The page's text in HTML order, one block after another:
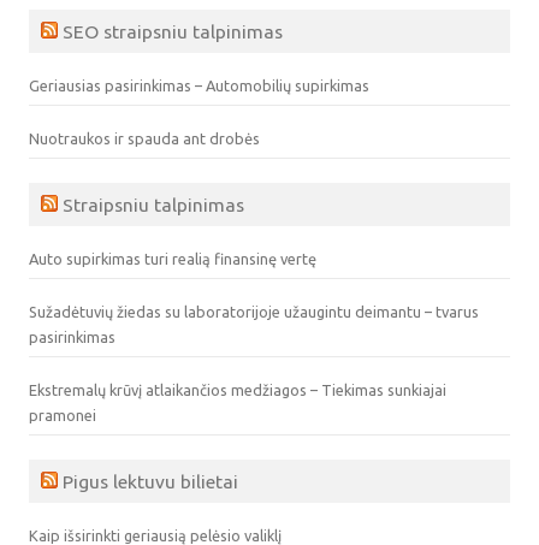
SEO straipsniu talpinimas
Geriausias pasirinkimas – Automobilių supirkimas
Nuotraukos ir spauda ant drobės
Straipsniu talpinimas
Auto supirkimas turi realią finansinę vertę
Sužadėtuvių žiedas su laboratorijoje užaugintu deimantu – tvarus
pasirinkimas
Ekstremalų krūvį atlaikančios medžiagos – Tiekimas sunkiajai
pramonei
Pigus lektuvu bilietai
Kaip išsirinkti geriausią pelėsio valiklį